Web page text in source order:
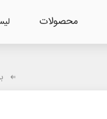
محصولات